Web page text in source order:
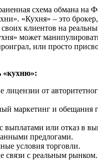
схема обмана на
«Кухня» – это
клиентов на
может
или просто
«кухню»:
лицензии от
маркетинг и обещания
выплатами или отказ в
предлогами.
условия торговли.
связи с реальным рынком.